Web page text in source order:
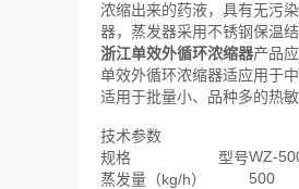
浓缩出来的药液，具有无污
器，蒸发器采用不锈钢保温
浙江单效外循环浓缩器产品
单效外循环浓缩器适应用于
适用于批量小、品种多的热
技术参数
规格
型号WZ-
蒸发量（kg/h）
500